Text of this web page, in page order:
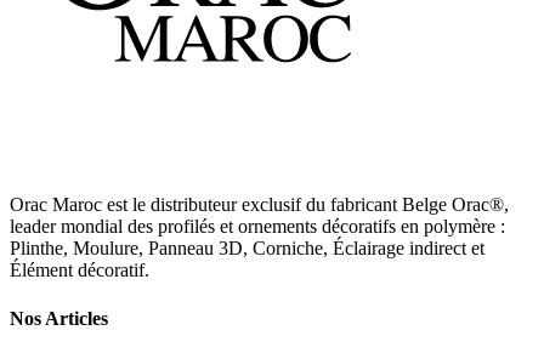
Orac Maroc est le distributeur exclusif du fabricant Belge Orac®,
leader mondial des profilés et ornements décoratifs en polymère :
Plinthe, Moulure, Panneau 3D, Corniche, Éclairage indirect et
Élément décoratif.
Nos Articles